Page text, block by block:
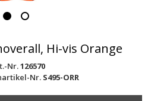
Hi-vis Orange
Nr.126570
Nr. S495-ORR